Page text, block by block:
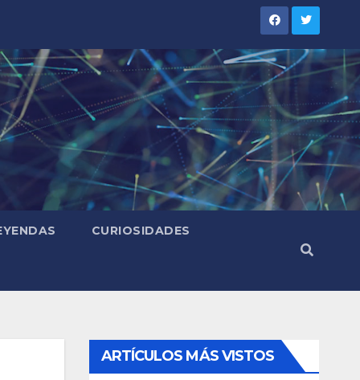
CURIOSIDADES
ARTÍCULOS MÁS VISTOS